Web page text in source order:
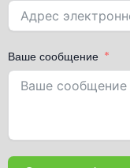
Ваше сообщение